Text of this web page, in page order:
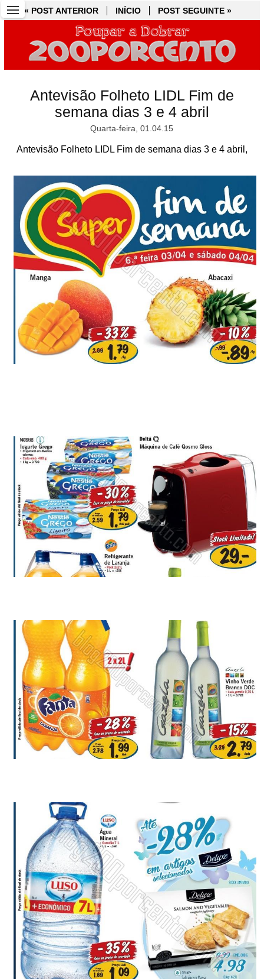
« POST ANTERIOR INÍCIO POST SEGUINTE »
Antevisão Folheto LIDL Fim de
semana dias 3 e 4 abril
Quarta-feira, 01.04.15
Antevisão Folheto LIDL Fim de semana dias 3 e 4 abril,
« POST ANTERIOR INÍCIO POST SEGUINTE »